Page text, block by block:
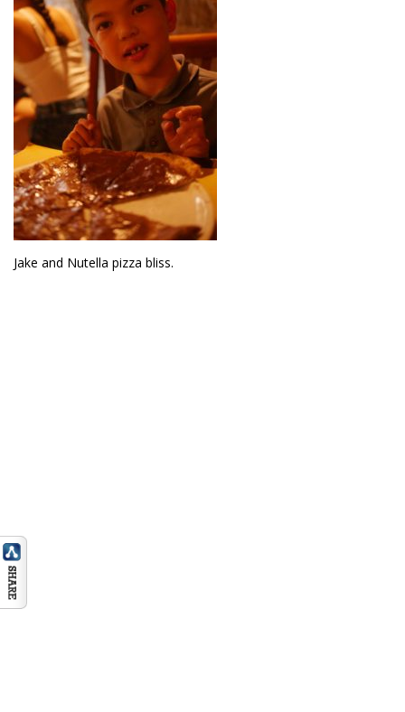
Jake and Nutella pizza bliss.